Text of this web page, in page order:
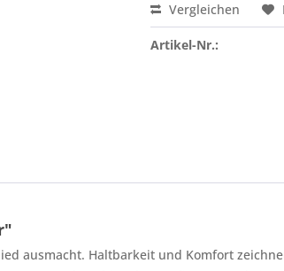
Vergleichen
Artikel-Nr.:
ausmacht. Haltbarkeit und Komfort